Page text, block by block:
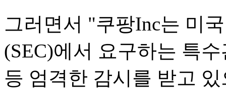
그러면서 "쿠팡Inc는 미
(SEC)에서 요구하는 특
등 엄격한 감시를 받고